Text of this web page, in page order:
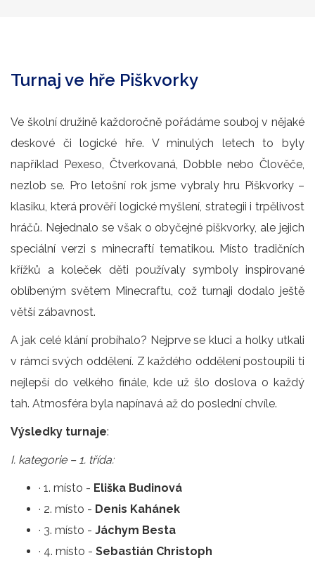
Turnaj ve hře Piškvorky
Ve školní družině každoročně pořádáme souboj v nějaké
deskové či logické hře. V minulých letech to byly
například Pexeso, Čtverkovaná, Dobble nebo Člověče,
nezlob se. Pro letošní rok jsme vybraly hru Piškvorky –
klasiku, která prověří logické myšlení, strategii i trpělivost
hráčů. Nejednalo se však o obyčejné piškvorky, ale jejich
speciální verzi s minecraftí tematikou. Místo tradičních
křížků a koleček děti používaly symboly inspirované
oblíbeným světem Minecraftu, což turnaji dodalo ještě
větší zábavnost.
A jak celé klání probíhalo? Nejprve se kluci a holky utkali
v rámci svých oddělení. Z každého oddělení postoupili ti
nejlepší do velkého finále, kde už šlo doslova o každý
tah. Atmosféra byla napínavá až do poslední chvíle.
Výsledky turnaje:
I. kategorie – 1. třída:
· 1. místo - Eliška Budinová
· 2. místo - Denis Kahánek
· 3. místo - Jáchym Besta
· 4. místo - Sebastián Christoph